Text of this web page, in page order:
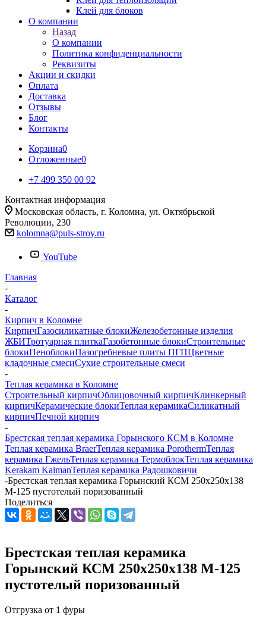
Клей для блоков
О компании
Назад
О компании
Политика конфиденциальности
Реквизиты
Акции и скидки
Оплата
Доставка
Отзывы
Блог
Контакты
Корзина0
Отложенные0
+7 499 350 00 92
Контактная информация
Московская область, г. Коломна, ул. Октябрьской
Революции, 230
kolomna@puls-stroy.ru
YouTube
Главная
-
Каталог
-
Кирпич в Коломне
КирпичГазосиликатные блокиЖелезобетонные изделия
ЖБИТротуарная плиткаГазобетонные блокиСтроительные
блокиПеноблокиПазогребневые плиты ПГПЦветные
кладочные смесиСухие строительные смеси
-
Теплая керамика в Коломне
Строительный кирпичОблицовочный кирпичКлинкерный
кирпичКерамические блокиТеплая керамикаСиликатный
кирпичПечной кирпич
-
Брестская теплая керамика Горынского КСМ в Коломне
Теплая керамика BraerТеплая керамика PorothermТеплая
керамика ГжельТеплая керамика ТермоблокТеплая керамика
Kerakam KaimanТеплая керамика Радошковичи
-Брестская теплая керамика Горынский КСМ 250х250х138
М-125 пустотелый поризованный
Поделиться
Брестская теплая керамика
Горынский КСМ 250х250х138 М-125
пустотелый поризованный